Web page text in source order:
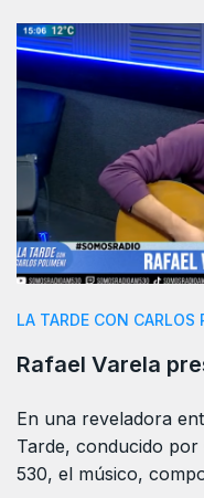
LA TARDE CON CARLOS
Rafael Varela
En una reveladora
Tarde, conducido por
530, el músico,